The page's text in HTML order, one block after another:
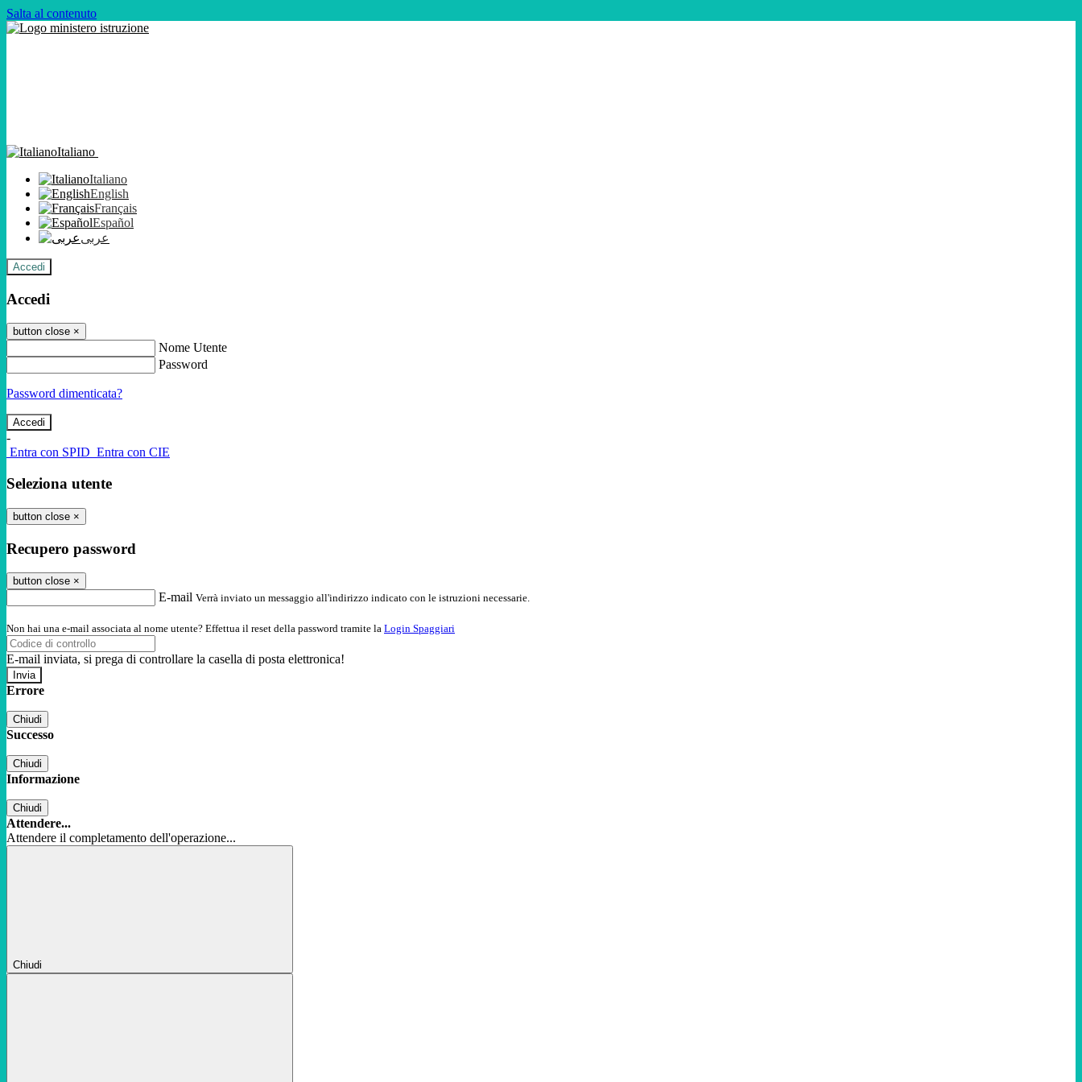
Salta al contenuto
Italiano
Italiano
English
Français
Español
عربى
Accedi
Accedi
button close ×
Nome Utente
Password
Password dimenticata?
-
Entra con SPID Entra con CIE
Seleziona utente
button close ×
Recupero password
button close ×
E-mail Verrà inviato un messaggio all'indirizzo indicato con le istruzioni necessarie.
Non hai una e-mail associata al nome utente? Effettua il reset della password tramite la Login Spaggiari
E-mail inviata, si prega di controllare la casella di posta elettronica!
Errore
Chiudi
Successo
Chiudi
Informazione
Chiudi
Attendere...
Attendere il completamento dell'operazione...
Chiudi